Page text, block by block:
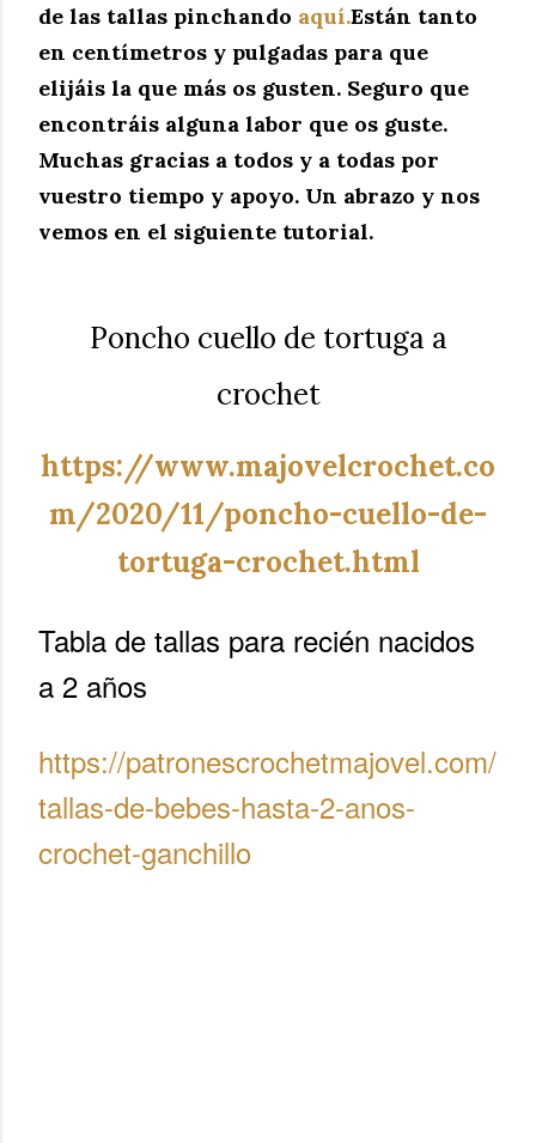
de las tallas pinchando aquí.Están tanto
en centímetros y pulgadas para que
elijáis la que más os gusten. Seguro que
encontráis alguna labor que os guste.
Muchas gracias a todos y a todas por
vuestro tiempo y apoyo. Un abrazo y nos
vemos en el siguiente tutorial.
Poncho cuello de tortuga a
crochet
https://www.majovelcrochet.co
m/2020/11/poncho-cuello-de-
tortuga-crochet.html
Tabla de tallas para recién nacidos
a 2 años
https://patronescrochetmajovel.com/
tallas-de-bebes-hasta-2-anos-
crochet-ganchillo